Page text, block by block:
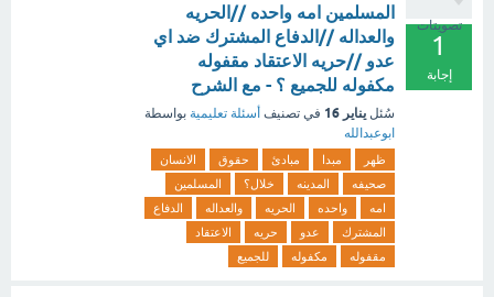
تصويتات
1
إجابة
المسلمين امه واحده //الحريه
والعداله //الدفاع المشترك ضد اي
عدو //حريه الاعتقاد مقفوله
مكفوله للجميع ؟ - مع الشرح
سُئل يناير 16 في تصنيف أسئلة تعليمية بواسطة
ابوعبدالله
ظهر مبدا مبادئ حقوق
الانسان
صحيفه
المدينه خلال؟
المسلمين
امه
واحده الحريه والعداله
الدفاع
المشترك
عدو حريه
الاعتقاد
مقفوله
مكفوله للجميع